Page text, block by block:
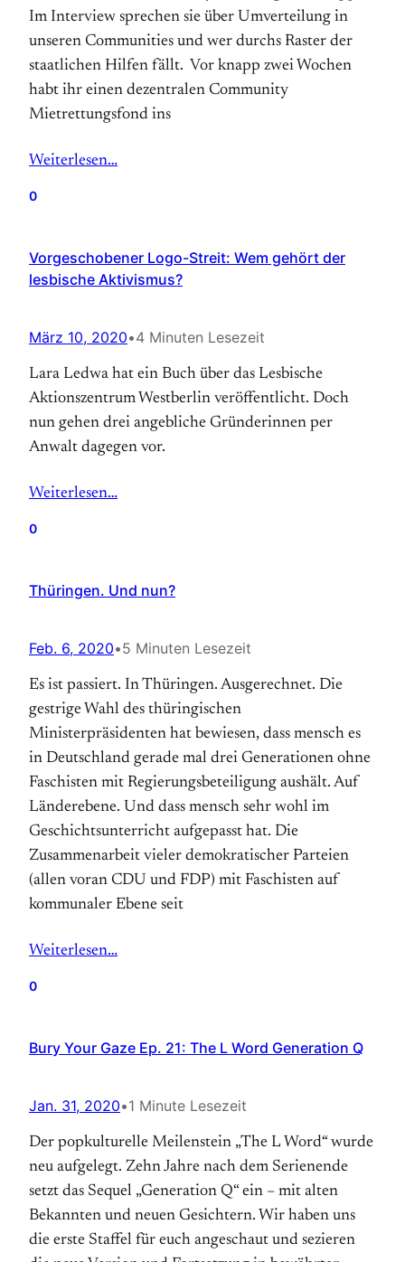
Im Interview sprechen sie über Umverteilung in
unseren Communities und wer durchs Raster der
staatlichen Hilfen fällt. Vor knapp zwei Wochen
habt ihr einen dezentralen Community
Mietrettungsfond ins
Weiterlesen…
0
Vorgeschobener Logo-Streit: Wem gehört der
lesbische Aktivismus?
März 10, 2020•4 Minuten Lesezeit
Lara Ledwa hat ein Buch über das Lesbische
Aktionszentrum Westberlin veröffentlicht. Doch
nun gehen drei angebliche Gründerinnen per
Anwalt dagegen vor.
Weiterlesen…
0
Thüringen. Und nun?
Feb. 6, 2020•5 Minuten Lesezeit
Es ist passiert. In Thüringen. Ausgerechnet. Die
gestrige Wahl des thüringischen
Ministerpräsidenten hat bewiesen, dass mensch es
in Deutschland gerade mal drei Generationen ohne
Faschisten mit Regierungsbeteiligung aushält. Auf
Länderebene. Und dass mensch sehr wohl im
Geschichtsunterricht aufgepasst hat. Die
Zusammenarbeit vieler demokratischer Parteien
(allen voran CDU und FDP) mit Faschisten auf
kommunaler Ebene seit
Weiterlesen…
0
Bury Your Gaze Ep. 21: The L Word Generation Q
Jan. 31, 2020•1 Minute Lesezeit
Der popkulturelle Meilenstein „The L Word“ wurde
neu aufgelegt. Zehn Jahre nach dem Serienende
setzt das Sequel „Generation Q“ ein – mit alten
Bekannten und neuen Gesichtern. Wir haben uns
die erste Staffel für euch angeschaut und sezieren